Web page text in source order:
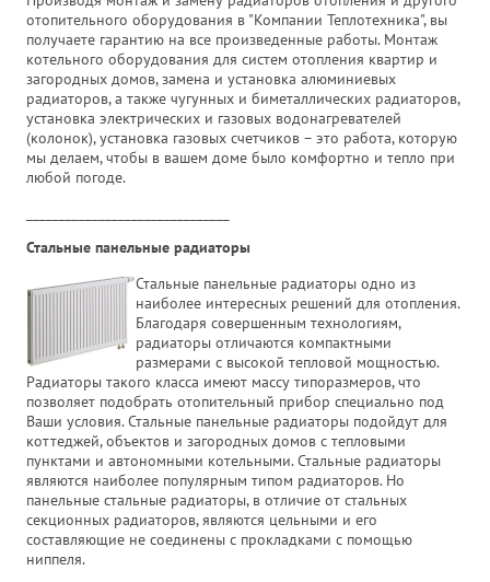
отопительного оборудования в "Компании Теплотехника", вы
получаете гарантию на все произведенные работы. Монтаж
котельного оборудования для систем отопления квартир и
загородных домов, замена и установка алюминиевых
радиаторов, а также чугунных и биметаллических радиаторов,
установка электрических и газовых водонагревателей
(колонок), установка газовых счетчиков – это работа, которую
мы делаем, чтобы в вашем доме было комфортно и тепло при
любой погоде.
Стальные панельные радиаторы
Стальные панельные радиаторы одно из
наиболее интересных решений для отопления.
Благодаря совершенным технологиям,
радиаторы отличаются компактными
размерами с высокой тепловой мощностью.
Радиаторы такого класса имеют массу типоразмеров, что
позволяет подобрать отопительный прибор специально под
Ваши условия. Стальные панельные радиаторы подойдут для
коттеджей, объектов и загородных домов с тепловыми
пунктами и автономными котельными. Стальные радиаторы
являются наиболее популярным типом радиаторов. Но
панельные стальные радиаторы, в отличие от стальных
секционных радиаторов, являются цельными и его
составляющие не соединены с прокладками с помощью
ниппеля.